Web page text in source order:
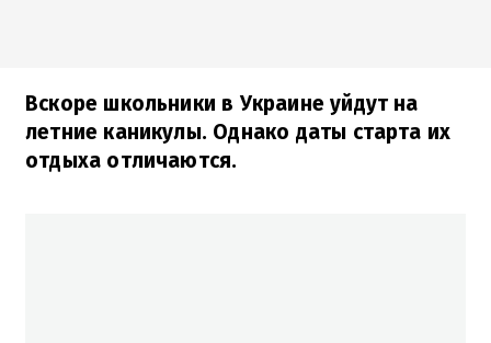
Вскоре школьники в Украине уйдут на
летние каникулы. Однако даты старта их
отдыха отличаются.